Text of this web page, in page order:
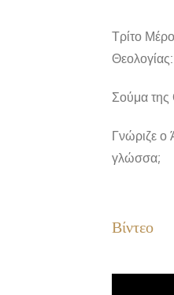
Τρίτο
Σούμα της
Γνώριζε ο
γλώσσα;
Βίντεο